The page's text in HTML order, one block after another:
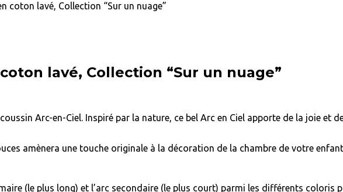
coton lavé, Collection “Sur un nuage”
lavé, Collection “Sur un nuage”
Arc-en-Ciel. Inspiré par la nature, ce bel Arc en Ciel apporte de la joie et
amènera une touche originale à la décoration de la chambre de votre
(le plus long) et l’arc secondaire (le plus court) parmi les différents coloris